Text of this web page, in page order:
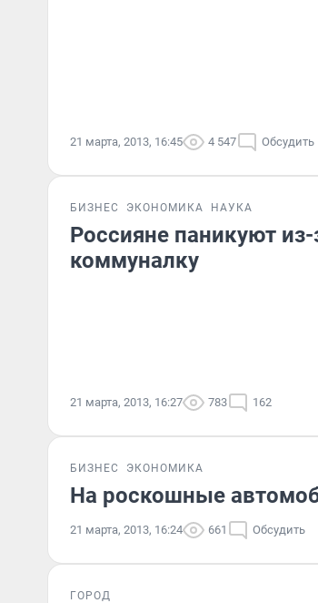
21 марта, 2013, 16:45 4 547 Обсудить
БИЗНЕС ЭКОНОМИКА НАУКА
Россияне паникуют
коммуналку
21 марта, 2013, 16:27 783 162
БИЗНЕС ЭКОНОМИКА
На роскошные
21 марта, 2013, 16:24 661 Обсудить
ГОРОД